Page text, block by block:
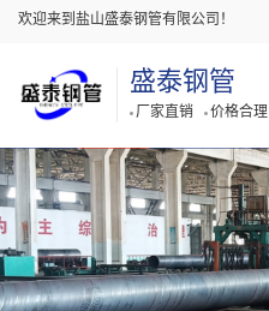
欢迎来到盐山盛泰钢管有限公司！
盛泰钢管
厂家直销 价格合理